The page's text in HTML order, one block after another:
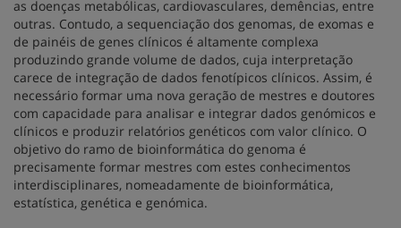
as doenças metabólicas, cardiovasculares, demências, entre
outras. Contudo, a sequenciação dos genomas, de exomas e
de painéis de genes clínicos é altamente complexa
produzindo grande volume de dados, cuja interpretação
carece de integração de dados fenotípicos clínicos. Assim, é
necessário formar uma nova geração de mestres e doutores
com capacidade para analisar e integrar dados genómicos e
clínicos e produzir relatórios genéticos com valor clínico. O
objetivo do ramo de bioinformática do genoma é
precisamente formar mestres com estes conhecimentos
interdisciplinares, nomeadamente de bioinformática,
estatística, genética e genómica.